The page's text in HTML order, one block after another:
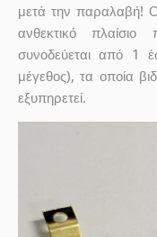
μετά την παραλαβή!
ανθεκτικό
συνοδεύεται από 1
μέγεθος), τα οποία
εξυπηρετεί.